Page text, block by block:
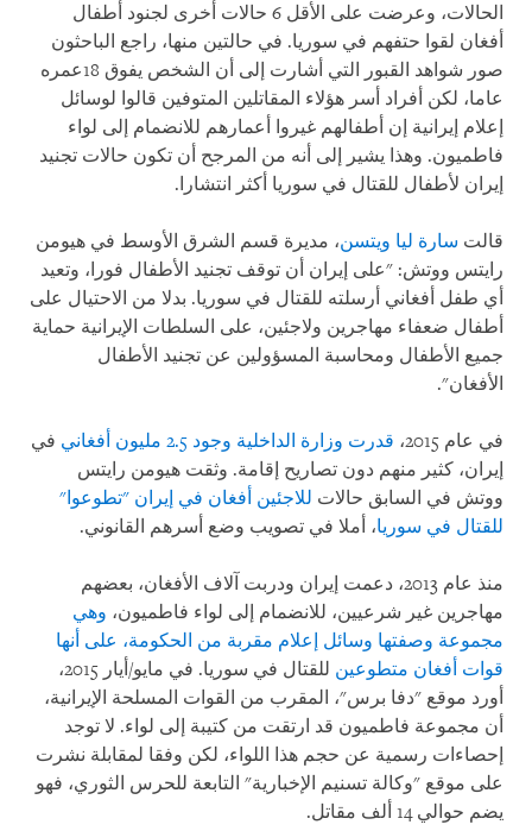
الحالات، وعرضت على الأقل 6 حالات أخرى لجنود أطفال
أفغان لقوا حتفهم في سوريا. في حالتين منها، راجع الباحثون
صور شواهد القبور التي أشارت إلى أن الشخص يفوق 18عمره
عاما، لكن أفراد أسر هؤلاء المقاتلين المتوفين قالوا لوسائل
إعلام إيرانية إن أطفالهم غيروا أعمارهم للانضمام إلى لواء
فاطميون. وهذا يشير إلى أنه من المرجح أن تكون حالات تجنيد
إيران لأطفال للقتال في سوريا أكثر انتشارا.
قالت سارة ليا ويتسن، مديرة قسم الشرق الأوسط في هيومن
رايتس ووتش: "على إيران أن توقف تجنيد الأطفال فورا، وتعيد
أي طفل أفغاني أرسلته للقتال في سوريا. بدلا من الاحتيال على
أطفال ضعفاء مهاجرين ولاجئين، على السلطات الإيرانية حماية
جميع الأطفال ومحاسبة المسؤولين عن تجنيد الأطفال
الأفغان".
في عام 2015، قدرت وزارة الداخلية وجود 2.5 مليون أفغاني
في
إيران، كثير منهم دون تصاريح إقامة. وثقت هيومن رايتس
ووتش في السابق حالات للاجئين أفغان في إيران "تطوعوا"
للقتال في سوريا، أملا في تصويب وضع أسرهم القانوني.
منذ عام 2013، دعمت إيران ودربت آلاف الأفغان، بعضهم
مهاجرين غير شرعيين، للانضمام إلى لواء فاطميون، وهي
مجموعة وصفتها وسائل إعلام مقربة من الحكومة، على أنها
قوات أفغان متطوعين
للقتال في سوريا. في مايو/أيار 2015،
أورد موقع "دفا برس"، المقرب من القوات المسلحة الإيرانية،
أن مجموعة فاطميون قد ارتقت من كتيبة إلى لواء. لا توجد
إحصاءات رسمية عن حجم هذا اللواء، لكن وفقا لمقابلة نشرت
على موقع "وكالة تسنيم الإخبارية" التابعة للحرس الثوري، فهو
يضم حوالي 14 ألف مقاتل.